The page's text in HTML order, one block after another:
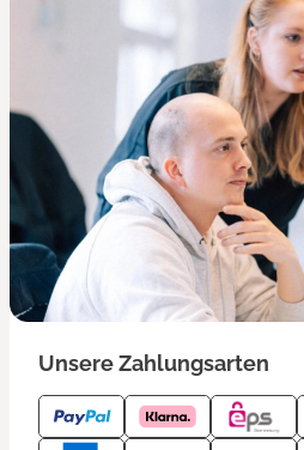
Unsere Zahlungsarten